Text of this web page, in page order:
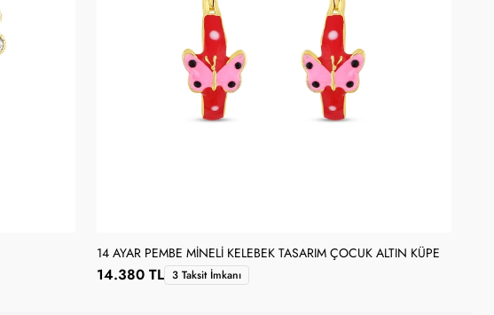
14 AYAR PEMBE MINELI KELEBEK TASARIM ÇOCUK ALTIN KÜPE
14.380 TL 3 Taksit İmkanı